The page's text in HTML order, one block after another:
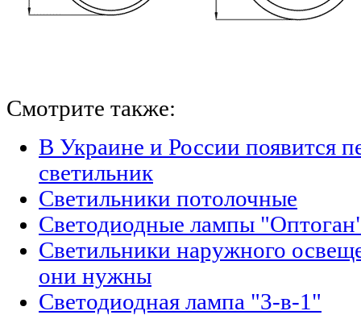
Смотрите также:
В Украине и России появится
светильник
Светильники потолочные
Светодиодные лампы
Светильники наружного
они нужны
Светодиодная лампа "3-в-1"